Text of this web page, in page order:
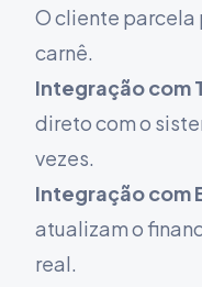
O cliente parcela
carnê.
Integração com
direto com o
vezes.
Integração com
atualizam o
real.